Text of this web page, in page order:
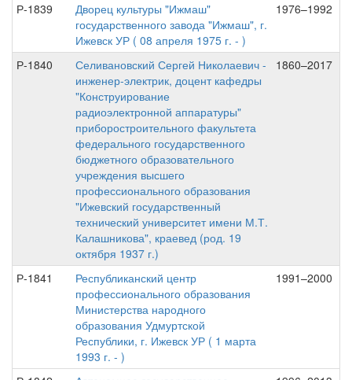
Р-1839
Дворец культуры "Ижмаш"
государственного завода "Ижмаш", г.
Ижевск УР ( 08 апреля 1975 г. - )
1976–1992
Р-1840
Селивановский Сергей Николаевич -
инженер-электрик, доцент кафедры
"Конструирование
радиоэлектронной аппаратуры"
приборостроительного факультета
федерального государственного
бюджетного образовательного
учреждения высшего
профессионального образования
"Ижевский государственный
технический университет имени М.Т.
Калашникова", краевед (род. 19
октября 1937 г.)
1860–2017
Р-1841
Республиканский центр
профессионального образования
Министерства народного
образования Удмуртской
Республики, г. Ижевск УР ( 1 марта
1993 г. - )
1991–2000